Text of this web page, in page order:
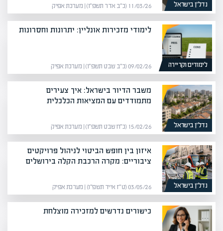
נדל”ן בישראל 11/03/26 (כ״ב אדר תשפ״ו) | מערכת אפיק
לימודים וקריירה
לימודי מזכירות אונליין: יתרונות וחסרונות
09/02/26 (כ״ב שבט תשפ״ו) | מערכת אפיק
נדל”ן בישראל
משבר הדיור בישראל: איך צעירים
מתמודדים עם המציאות הכלכלית
15/02/26 (כ״ח שבט תשפ״ו) | מערכת אפיק
נדל”ן בישראל
איזון בין חופש הביטוי לניהול פרויקטים
ציבוריים: מקרה הרכבת הקלה בירושלים
03/05/26 (ט״ז אייר תשפ״ו) | מערכת אפיק
כישורים נדרשים למזכירה מוצלחת